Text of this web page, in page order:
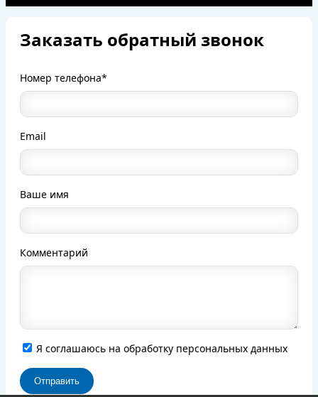
Заказать обратный звонок
Номер телефона*
Email
Ваше имя
Комментарий
Я соглашаюсь на обработку персональных данных